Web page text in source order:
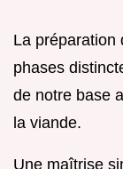
La préparation
phases
de notre base
la viande.
Une maîtrise